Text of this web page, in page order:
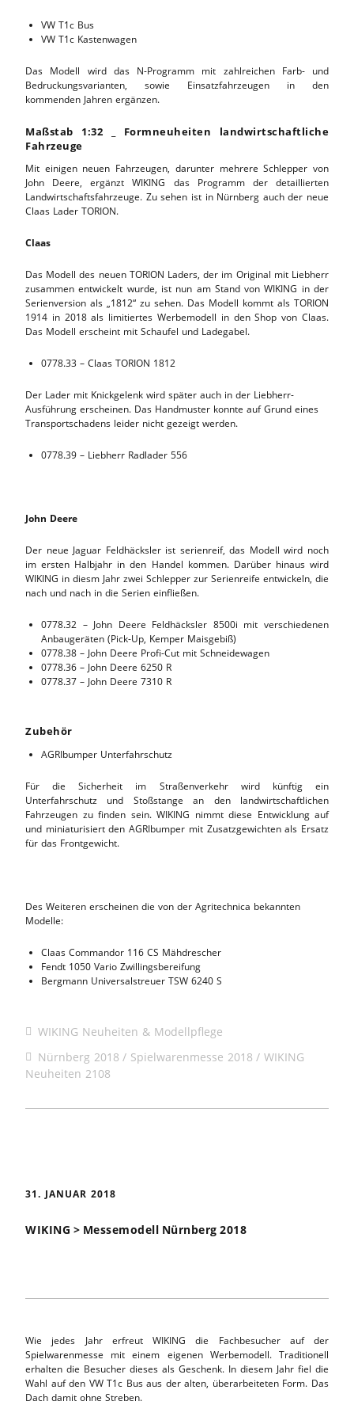
VW T1c Bus
VW T1c Kastenwagen
Das Modell wird das N-Programm mit zahlreichen Farb- und
Bedruckungsvarianten, sowie Einsatzfahrzeugen in den
kommenden Jahren ergänzen.
Maßstab 1:32 _ Formneuheiten landwirtschaftliche
Fahrzeuge
Mit einigen neuen Fahrzeugen, darunter mehrere Schlepper von
John Deere, ergänzt WIKING das Programm der detaillierten
Landwirtschaftsfahrzeuge. Zu sehen ist in Nürnberg auch der neue
Claas Lader TORION.
Claas
Das Modell des neuen TORION Laders, der im Original mit Liebherr
zusammen entwickelt wurde, ist nun am Stand von WIKING in der
Serienversion als „1812“ zu sehen. Das Modell kommt als TORION
1914 in 2018 als limitiertes Werbemodell in den Shop von Claas.
Das Modell erscheint mit Schaufel und Ladegabel.
0778.33 – Claas TORION 1812
Der Lader mit Knickgelenk wird später auch in der Liebherr-
Ausführung erscheinen. Das Handmuster konnte auf Grund eines
Transportschadens leider nicht gezeigt werden.
0778.39 – Liebherr Radlader 556
John Deere
Der neue Jaguar Feldhäcksler ist serienreif, das Modell wird noch
im ersten Halbjahr in den Handel kommen. Darüber hinaus wird
WIKING in diesm Jahr zwei Schlepper zur Serienreife entwickeln, die
nach und nach in die Serien einfließen.
0778.32 – John Deere Feldhäcksler 8500i mit verschiedenen
Anbaugeräten (Pick-Up, Kemper Maisgebiß)
0778.38 – John Deere Profi-Cut mit Schneidewagen
0778.36 – John Deere 6250 R
0778.37 – John Deere 7310 R
Zubehör
AGRIbumper Unterfahrschutz
Für die Sicherheit im Straßenverkehr wird künftig ein
Unterfahrschutz und Stoßstange an den landwirtschaftlichen
Fahrzeugen zu finden sein. WIKING nimmt diese Entwicklung auf
und miniaturisiert den AGRIbumper mit Zusatzgewichten als Ersatz
für das Frontgewicht.
Des Weiteren erscheinen die von der Agritechnica bekannten
Modelle:
Claas Commandor 116 CS Mähdrescher
Fendt 1050 Vario Zwillingsbereifung
Bergmann Universalstreuer TSW 6240 S
WIKING Neuheiten & Modellpflege
Nürnberg 2018
Spielwarenmesse 2018
WIKING
Neuheiten 2108
31. JANUAR 2018
WIKING > Messemodell Nürnberg 2018
Wie jedes Jahr erfreut WIKING die Fachbesucher auf der
Spielwarenmesse mit einem eigenen Werbemodell. Traditionell
erhalten die Besucher dieses als Geschenk. In diesem Jahr fiel die
Wahl auf den VW T1c Bus aus der alten, überarbeiteten Form. Das
Dach damit ohne Streben.